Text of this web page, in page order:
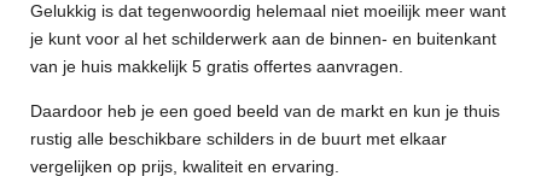
Gelukkig is dat tegenwoordig helemaal niet moeilijk meer want
je kunt voor al het schilderwerk aan de binnen- en buitenkant
van je huis makkelijk 5 gratis offertes aanvragen.
Daardoor heb je een goed beeld van de markt en kun je thuis
rustig alle beschikbare schilders in de buurt met elkaar
vergelijken op prijs, kwaliteit en ervaring.